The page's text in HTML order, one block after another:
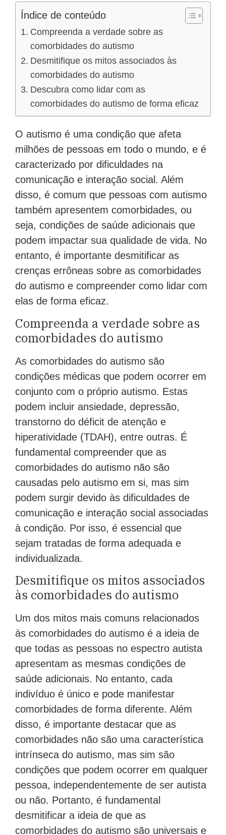
Índice de conteúdo
Compreenda a verdade sobre as
comorbidades do autismo
Desmitifique os mitos associados às
comorbidades do autismo
Descubra como lidar com as
comorbidades do autismo de forma eficaz
O autismo é uma condição que afeta
milhões de pessoas em todo o mundo, e é
caracterizado por dificuldades na
comunicação e interação social. Além
disso, é comum que pessoas com autismo
também apresentem comorbidades, ou
seja, condições de saúde adicionais que
podem impactar sua qualidade de vida. No
entanto, é importante desmitificar as
crenças errôneas sobre as comorbidades
do autismo e compreender como lidar com
elas de forma eficaz.
Compreenda a verdade sobre as
comorbidades do autismo
As comorbidades do autismo são
condições médicas que podem ocorrer em
conjunto com o próprio autismo. Estas
podem incluir ansiedade, depressão,
transtorno do déficit de atenção e
hiperatividade (TDAH), entre outras. É
fundamental compreender que as
comorbidades do autismo não são
causadas pelo autismo em si, mas sim
podem surgir devido às dificuldades de
comunicação e interação social associadas
à condição. Por isso, é essencial que
sejam tratadas de forma adequada e
individualizada.
Desmitifique os mitos associados
às comorbidades do autismo
Um dos mitos mais comuns relacionados
às comorbidades do autismo é a ideia de
que todas as pessoas no espectro autista
apresentam as mesmas condições de
saúde adicionais. No entanto, cada
indivíduo é único e pode manifestar
comorbidades de forma diferente. Além
disso, é importante destacar que as
comorbidades não são uma característica
intrínseca do autismo, mas sim são
condições que podem ocorrer em qualquer
pessoa, independentemente de ser autista
ou não. Portanto, é fundamental
desmitificar a ideia de que as
comorbidades do autismo são universais e